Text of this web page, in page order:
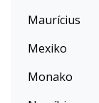
Maurícius
Mexiko
Monako